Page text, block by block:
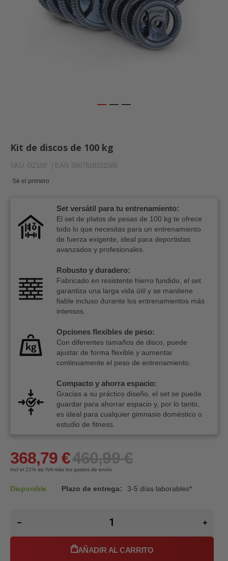
de
galería
de
Kit de discos de 100 kg
SKU OZ100 | EAN 5907618101585
Sé el primero
Set versátil para tu entrenamiento:
El set de platos de pesas de 100 kg te ofrece
todo lo que necesitas para un entrenamiento
de fuerza exigente, ideal para deportistas
avanzados y profesionales.
Robusto y duradero:
Fabricado en resistente hierro fundido, el set
garantiza una larga vida útil y se mantiene
fiable incluso durante los entrenamientos más
intensos.
Opciones flexibles de peso:
Con diferentes tamaños de disco, puede
ajustar de forma flexible y aumentar
continuamente el peso de entrenamiento.
Compacto y ahorra espacio:
Gracias a su práctico diseño, el set se puede
guardar para ahorrar espacio y, por lo tanto,
es ideal para cualquier gimnasio doméstico o
estudio de fitness.
368,79 €460,99 €
Incl el 21% de IVA más los gastos de envío
Disponible Plazo de entrega: 3-5 días laborables*
AÑADIR AL CARRITO